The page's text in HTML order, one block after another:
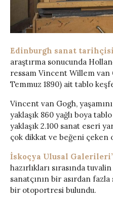
Edinburgh sanat tarihçisi
araştırma sonucunda
ressam Vincent Willem van
Temmuz 1890) ait tablo
Vincent van Gogh,
yaklaşık 860 yağlı boya
yaklaşık 2.100 sanat eseri
çok dikkat ve beğeni
İskoçya Ulusal
hazırlıkları sırasında
sanatçının bir asırdan
bir otoportresi bulundu.